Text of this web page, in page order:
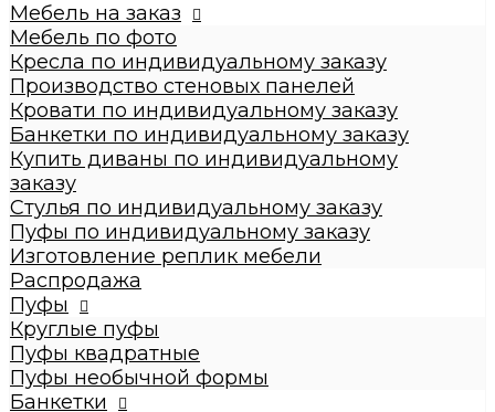
Производство стеновых панелей
Кровати по индивидуальному заказу
Банкетки по индивидуальному заказу
Купить диваны по индивидуальному заказу
Стулья по индивидуальному заказу
Пуфы по индивидуальному заказу
Пуфы
Круглые пуфы
Большие 60x60x50см
Средние 43x43x45см
Малые круглые 35x35x42см
Пуфы квадратные
Dream
Archy
Другие модели (с принтом, букле,
антивандальные, кожзам и т.п.)
Мебель на заказ
Мебель по фото
Кресла по индивидуальному заказу
Производство стеновых панелей
Кровати по индивидуальному заказу
Банкетки по индивидуальному заказу
Купить диваны по индивидуальному
заказу
Стулья по индивидуальному заказу
Пуфы по индивидуальному заказу
Изготовление реплик мебели
Распродажа
Пуфы
Круглые пуфы
Пуфы квадратные
Пуфы необычной формы
Банкетки